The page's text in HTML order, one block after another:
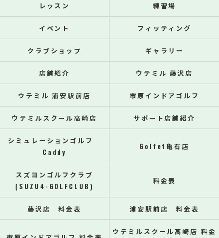
レッスン 練習場
イベント フィッティング
クラブショップ ギャラリー
店舗紹介 ウテミル 藤沢店
ウテミル 浦安駅前店 市原インドアゴルフ
ウテミルスクール高崎店 サポート店舗紹介
シミュレーションゴルフ
Caddy
Golfet亀有店
スズヨンゴルフクラブ
(SUZU4-GOLFCLUB)
料金表
藤沢店 料金表 浦安駅前店 料金表
ウテミルスクール高崎店 料金